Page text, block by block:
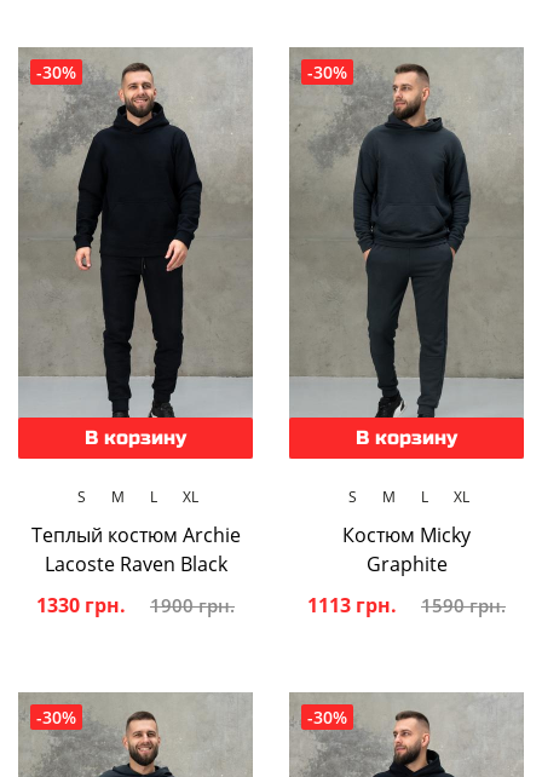
-30%
В корзину
S M L XL
Теплый костюм Archie
Lacoste Raven Black
1330 грн.
1900 грн.
-30%
В корзину
S M L XL
Костюм Micky
Graphite
1113 грн.
1590 грн.
-30% -30%